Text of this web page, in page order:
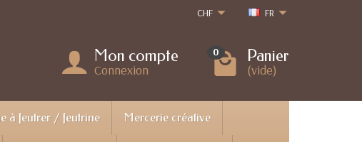
CHF FR
Mon compte
Connexion
0 Panier
(vide)
à feutrer / feutrine Mercerie créative